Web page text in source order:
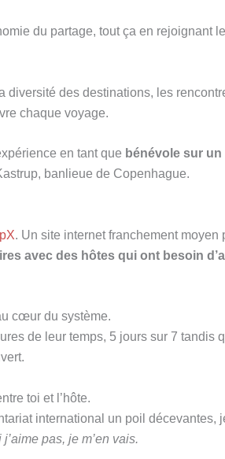
du partage, tout ça en rejoignant
diversité des destinations, les
chaque voyage.
en tant que bénévole sur
banlieue de Copenhague.
. Un site internet franchement
avec des hôtes qui ont besoin
cœur du système.
de leur temps, 5 jours sur 7 tandis
toi et l’hôte.
international un poil décevantes,
pas, je m’en vais.